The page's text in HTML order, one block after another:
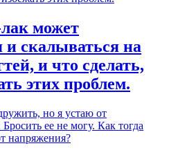
может
и скалываться на
и что сделать,
этих проблем.